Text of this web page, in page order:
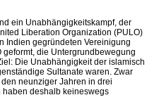
ein Unabhängigkeitskampf, der
Liberation Organization (PULO)
Indien gegründeten Vereinigung
die Untergrundbewegung
Die Unabhängigkeit der islamisch
Sultanate waren. Zwar
neunziger Jahren in drei
haben deshalb keineswegs